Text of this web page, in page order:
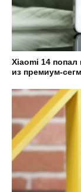
Xiaomi 14 попал
из премиум-